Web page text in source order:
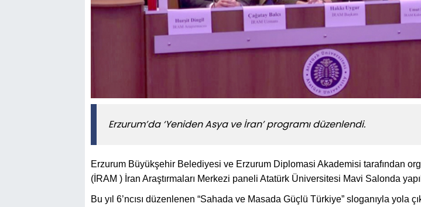
Erzurum’da ‘Yeniden Asya ve İran’ programı düzenlendi.
Erzurum Büyükşehir Belediyesi ve Erzurum Diplomasi Akademisi tarafından
(İRAM ) İran Araştırmaları Merkezi paneli Atatürk Üniversitesi Mavi Salonda
Bu yıl 6’ncısı düzenlenen “Sahada ve Masada Güçlü Türkiye” sloganıyla yola